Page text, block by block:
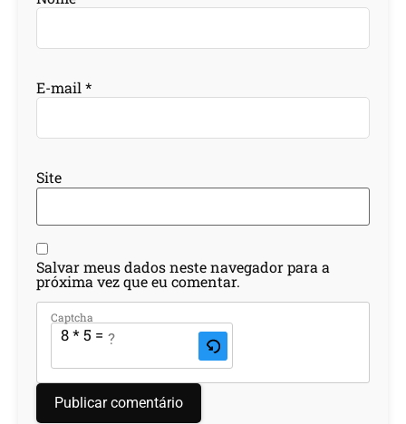
E-mail *
Site
Salvar meus dados neste navegador para a
próxima vez que eu comentar.
Captcha
8 * 5 = ?